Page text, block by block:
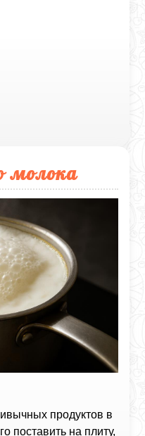
молока
продуктов в
поставить на плиту,